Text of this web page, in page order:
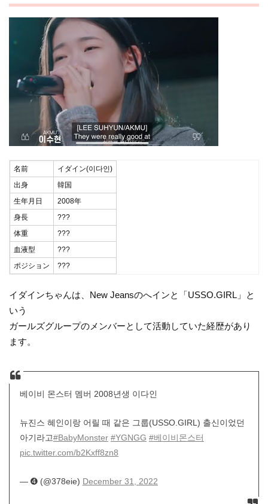
名前
イダイン(이다인)
出身
韓国
生年月日
2008年
身長
???
体重
???
血液型
???
ポジション
???
イダインちゃんは、New Jeansのへインと「USSO.GIRL」と
いう
ガールズグループのメンバーとして活動していた経歴があり
ます。
베이비 몬스터 멤버 2008년생 이다인
뉴진스 혜인이랑 어릴 때 같은 그룹(USSO.GIRL) 출신이었던
아기라고#BabyMonster #YGNGG #베이비몬스터
pic.twitter.com/b2Kxff8zn8
— ➍ (@378eie) December 31, 2022